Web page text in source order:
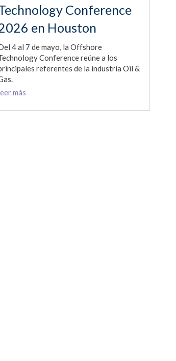
Conference
en Houston
4 al 7 de mayo, la Offshore
Conference reúne a los
referentes de la industria Oil &
más